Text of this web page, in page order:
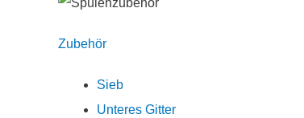
Zubehör
Sieb
Unteres Gitter